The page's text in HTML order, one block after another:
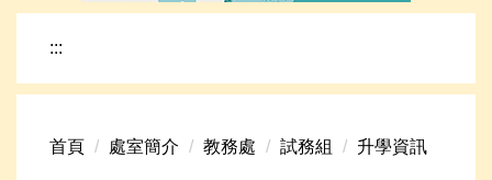
下載專區
網路資源
新生專區
:::
首頁 處室簡介 教務處 試務組 升學資訊